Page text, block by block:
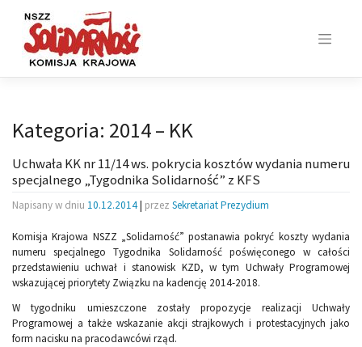
content
Kategoria: 2014 – KK
Uchwała KK nr 11/14 ws. pokrycia kosztów wydania numeru
specjalnego „Tygodnika Solidarność” z KFS
Napisany w dniu 10.12.2014| przez Sekretariat Prezydium
Komisja Krajowa NSZZ „Solidarność” postanawia pokryć koszty wydania
numeru specjalnego Tygodnika Solidarność poświęconego w całości
przedstawieniu uchwał i stanowisk KZD, w tym Uchwały Programowej
wskazującej priorytety Związku na kadencję 2014-2018.
W tygodniku umieszczone zostały propozycje realizacji Uchwały
Programowej a także wskazanie akcji strajkowych i protestacyjnych jako
form nacisku na pracodawcówi rząd.